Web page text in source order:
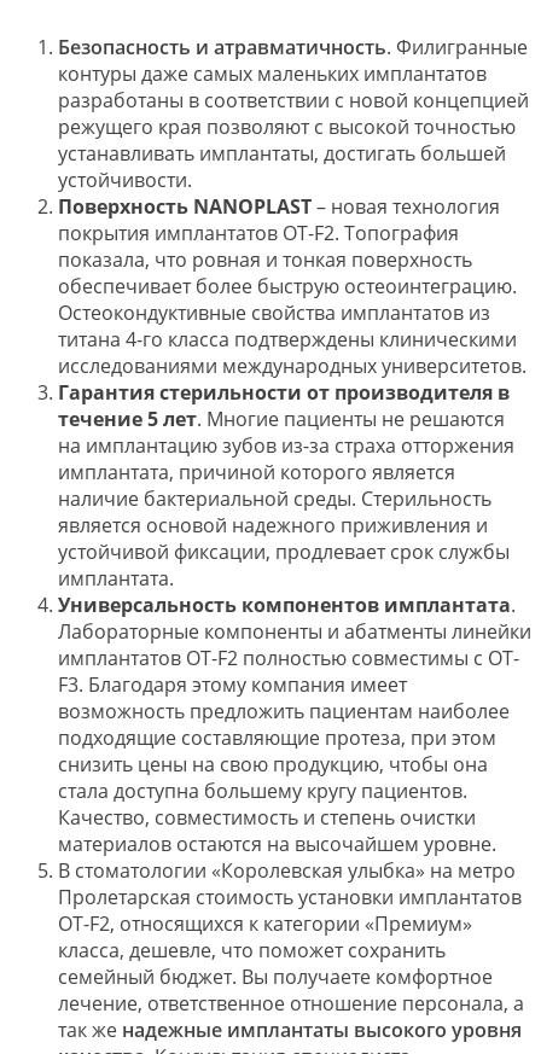
Безопасность и атравматичность. Филигранные
контуры даже самых маленьких имплантатов
разработаны в соответствии с новой концепцией
режущего края позволяют с высокой точностью
устанавливать имплантаты, достигать большей
устойчивости.
Поверхность NANOPLAST– новая технология
покрытия имплантатов OT-F2. Топография
показала, что ровная и тонкая поверхность
обеспечивает более быструю остеоинтеграцию.
Остеокондуктивные свойства имплантатов из
титана 4-го класса подтверждены клиническими
исследованиями международных университетов.
Гарантия стерильности от производителя в
течение 5 лет. Многие пациенты не решаются
на имплантацию зубов из-за страха отторжения
имплантата, причиной которого является
наличие бактериальной среды. Стерильность
является основой надежного приживления и
устойчивой фиксации, продлевает срок службы
имплантата.
Универсальность компонентов имплантата.
Лабораторные компоненты и абатменты линейки
имплантатов OT-F2 полностью совместимы с OT-
F3. Благодаря этому компания имеет
возможность предложить пациентам наиболее
подходящие составляющие протеза, при этом
снизить цены на свою продукцию, чтобы она
стала доступна большему кругу пациентов.
Качество, совместимость и степень очистки
материалов остаются на высочайшем уровне.
В стоматологии «Королевская улыбка» на метро
Пролетарская стоимость установки имплантатов
OT-F2, относящихся к категории «Премиум»
класса, дешевле, что поможет сохранить
семейный бюджет. Вы получаете комфортное
лечение, ответственное отношение персонала, а
так же надежные имплантаты высокого уровня